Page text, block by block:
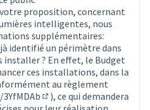
proposition, concernant
intelligentes, nous
supplémentaires:
identifié un périmètre dans
installer ? En effet, le Budget
ces installations, dans la
au règlement
(Lien externe)
), ce qui demandera